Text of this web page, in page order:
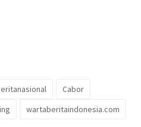
Cabor
wartaberitaindonesia.com